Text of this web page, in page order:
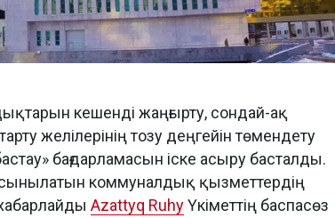
кешенді жаңғырту, сондай-ақ
желілерінің тозу деңгейін төмендету
бағдарламасын іске асыру басталды.
коммуналдық қызметтердің
Azattyq RuhyҮкіметтің баспасөз